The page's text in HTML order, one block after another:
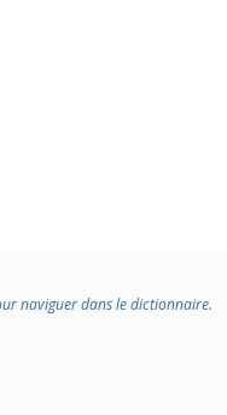
naviguer dans le dictionnaire.